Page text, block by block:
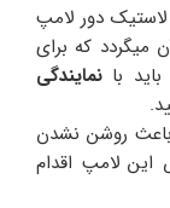
دور لامپ
میگردد که برای
با نمایندگی
روشن نشدن
این لامپ اقدام